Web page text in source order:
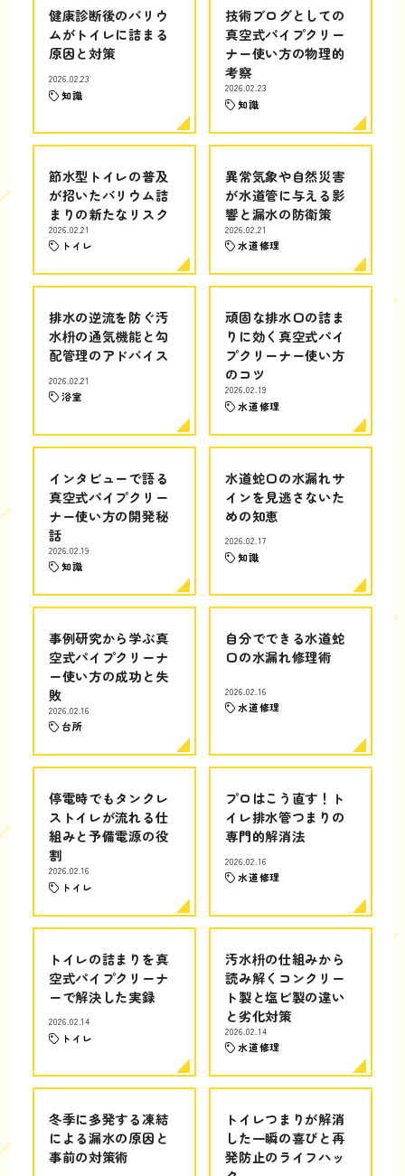
健康診断後のバリウ
ムがトイレに詰まる
原因と対策
2026.02.23
知識
技術ブログとしての
真空式パイプクリー
ナー使い方の物理的
考察
2026.02.23
知識
節水型トイレの普及
が招いたバリウム詰
まりの新たなリスク
2026.02.21
トイレ
異常気象や自然災害
が水道管に与える影
響と漏水の防衛策
2026.02.21
水道修理
排水の逆流を防ぐ汚
水枡の通気機能と勾
配管理のアドバイス
2026.02.21
浴室
頑固な排水口の詰ま
りに効く真空式パイ
プクリーナー使い方
のコツ
2026.02.19
水道修理
インタビューで語る
真空式パイプクリー
ナー使い方の開発秘
話
2026.02.19
知識
水道蛇口の水漏れサ
インを見逃さないた
めの知恵
2026.02.17
知識
事例研究から学ぶ真
空式パイプクリーナ
ー使い方の成功と失
敗
2026.02.16
台所
自分でできる水道蛇
口の水漏れ修理術
2026.02.16
水道修理
停電時でもタンクレ
ストイレが流れる仕
組みと予備電源の役
割
2026.02.16
トイレ
プロはこう直す！ト
イレ排水管つまりの
専門的解消法
2026.02.16
水道修理
トイレの詰まりを真
空式パイプクリーナ
ーで解決した実録
2026.02.14
トイレ
汚水枡の仕組みから
読み解くコンクリー
ト製と塩ビ製の違い
と劣化対策
2026.02.14
水道修理
冬季に多発する凍結
による漏水の原因と
事前の対策術
トイレつまりが解消
した一瞬の喜びと再
発防止のライフハッ